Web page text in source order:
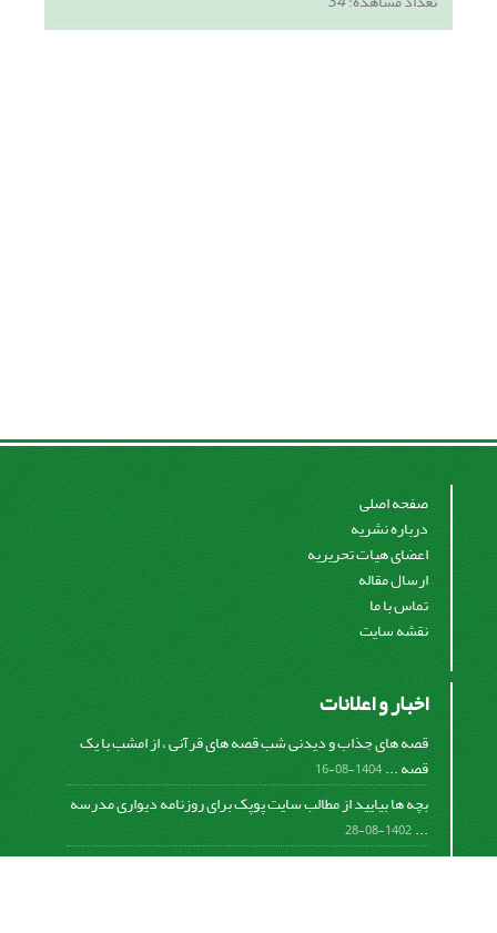
صفحه اصلی
درباره نشریه
اعضای هیات تحریریه
ارسال مقاله
تماس با ما
نقشه سایت
اخبار و اعلانات
قصه های جذاب و دیدنی شب قصه های قرآنی ، از امشب با یک
قصه ...1404-08-16
بچه ها بیایید از مطالب سایت پوپک برای روزنامه دیواری مدرسه
...
1402-08-28